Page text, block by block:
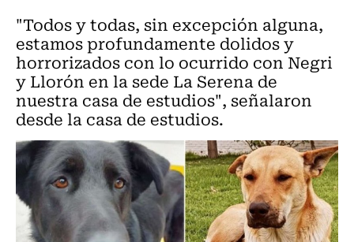
"Todos y todas, sin excepción alguna,
estamos profundamente dolidos y
horrorizados con lo ocurrido con Negri
y Llorón en la sede La Serena de
nuestra casa de estudios", señalaron
desde la casa de estudios.